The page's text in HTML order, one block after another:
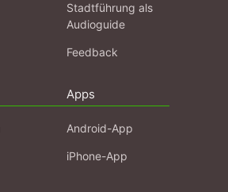
Stadtführung als
Audioguide
Feedback
Apps
Android-App
iPhone-App